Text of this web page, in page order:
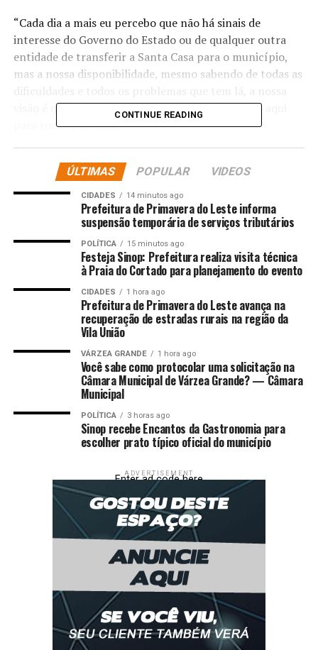
“Cada dia a mais eu percebo que não há sinais de
interesse do Governo do Estado ou de qualquer outra
entidade de transferir a Santa Casa para o município,
mas a nossa disponibilidade, mesmo sabendo de todas as
visão é que se ninguém quiser tocar, a gente está aqui
para tocar”, afirmou.
agora há pouco que o Governo do Estado vai auxiliar no
processo de gestão lá do Hospital Geral, numa parceria
com o Hospital Geral. Talvez o Governo do Estado não
vá fechar lá, talvez o Governo do Estado vai continuar
funcionando, talvez mudando a sua finalidade, mas
continuar administrando o Hospital Santa Casa”,
argumentou o prefeito cuiabano.
“Como a gente não teve procura do Governo do Estado,
e nem procura da Assembleia Legislativa para buscar
qualquer tipo de negociação, a gente já está convivendo
com a hipótese de que não virá para o município de
Cuiabá. E aí, vamos tocar nossa vida, vamos fazer na
nossa parte”, completou Abílio Brunini.
Comentários
RELATED TOPICS: ABILIO AQUI CASA
NINGUÉM PARA
POLÍTICA
SOBRE TOCAR
Dólar sobe e bate R$ 5,54 com projeto que derruba
aumento do IOF
CONTINUE READING
ÚLTIMAS POPULAR VIDEOS
CIDADES 14 minutos ago
Prefeitura de Primavera do Leste informa
suspensão temporária de serviços tributários
POLÍTICA 15 minutos ago
Festeja Sinop: Prefeitura realiza visita técnica
à Praia do Cortado para planejamento do evento
CIDADES 1 hora ago
Prefeitura de Primavera do Leste avança na
recuperação de estradas rurais na região da
Vila União
VÁRZEA GRANDE 1 hora ago
Você sabe como protocolar uma solicitação na
Câmara Municipal de Várzea Grande? — Câmara
Municipal
POLÍTICA 3 horas ago
Sinop recebe Encantos da Gastronomia para
escolher prato típico oficial do município
ADVERTISEMENT
Enter ad code here